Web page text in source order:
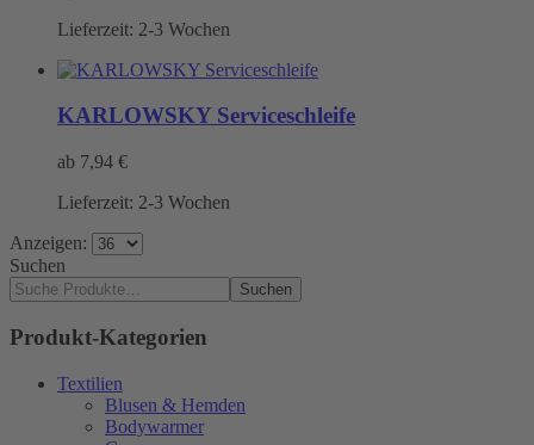
Lieferzeit: 2-3 Wochen
KARLOWSKY Serviceschleife
ab 7,94 €
Lieferzeit: 2-3 Wochen
Anzeigen:
Suchen
Suchen
Produkt-Kategorien
Textilien
Blusen & Hemden
Bodywarmer